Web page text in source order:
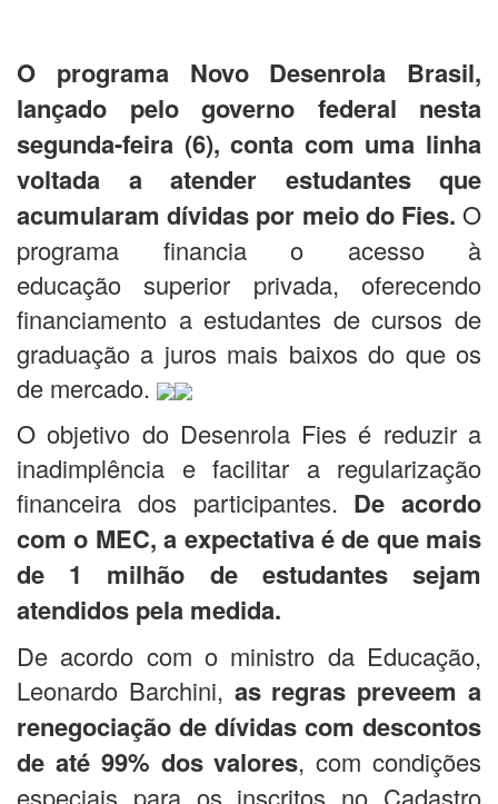
O programa Novo Desenrola Brasil,
lançado pelo governo federal nesta
segunda-feira (6), conta com uma linha
voltada a atender estudantes que
acumularam dívidas por meio do Fies. O
programa financia o acesso à
educação superior privada, oferecendo
financiamento a estudantes de cursos de
graduação a juros mais baixos do que os
de mercado.
O objetivo do Desenrola Fies é reduzir a
inadimplência e facilitar a regularização
financeira dos participantes. De acordo
com o MEC, a expectativa é de que mais
de 1 milhão de estudantes sejam
atendidos pela medida.
De acordo com o ministro da Educação,
Leonardo Barchini, as regras preveem a
renegociação de dívidas com descontos
de até 99% dos valores, com condições
especiais para os inscritos no Cadastro